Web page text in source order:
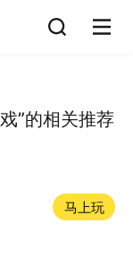
”的相关推荐
马上玩